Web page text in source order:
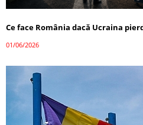
Ce face România dacă Ucraina
01/06/2026